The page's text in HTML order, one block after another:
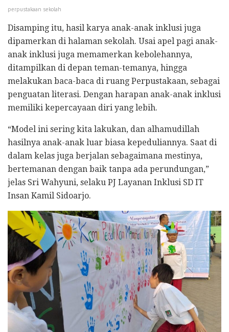
perpustakaan sekolah
Disamping itu, hasil karya anak-anak inklusi juga
dipamerkan di halaman sekolah. Usai apel pagi anak-
anak inklusi juga memamerkan kebolehannya,
ditampilkan di depan teman-temanya, hingga
melakukan baca-baca di ruang Perpustakaan, sebagai
penguatan literasi. Dengan harapan anak-anak inklusi
memiliki kepercayaan diri yang lebih.
“Model ini sering kita lakukan, dan alhamudillah
hasilnya anak-anak luar biasa kepeduliannya. Saat di
dalam kelas juga berjalan sebagaimana mestinya,
bertemanan dengan baik tanpa ada perundungan,”
jelas Sri Wahyuni, selaku PJ Layanan Inklusi SD IT
Insan Kamil Sidoarjo.